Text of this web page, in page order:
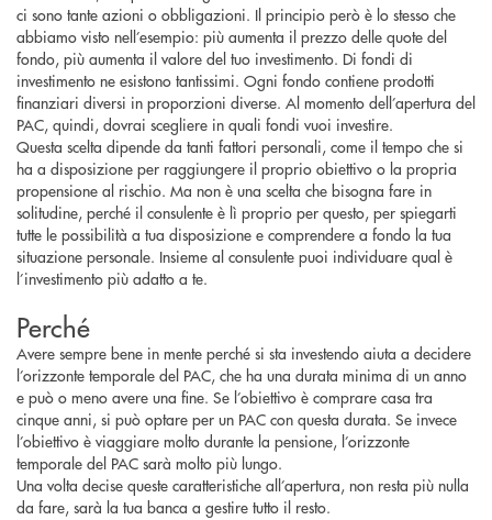
ci sono tante azioni o obbligazioni. Il principio però è lo stesso che
abbiamo visto nell’esempio: più aumenta il prezzo delle quote del
fondo, più aumenta il valore del tuo investimento. Di fondi di
investimento ne esistono tantissimi. Ogni fondo contiene prodotti
finanziari diversi in proporzioni diverse. Al momento dell’apertura del
PAC, quindi, dovrai scegliere in quali fondi vuoi investire.
Questa scelta dipende da tanti fattori personali, come il tempo che si
ha a disposizione per raggiungere il proprio obiettivo o la propria
propensione al rischio. Ma non è una scelta che bisogna fare in
solitudine, perché il consulente è lì proprio per questo, per spiegarti
tutte le possibilità a tua disposizione e comprendere a fondo la tua
situazione personale. Insieme al consulente puoi individuare qual è
l’investimento più adatto a te.
Perché
Avere sempre bene in mente perché si sta investendo aiuta a decidere
l’orizzonte temporale del PAC, che ha una durata minima di un anno
e può o meno avere una fine. Se l’obiettivo è comprare casa tra
cinque anni, si può optare per un PAC con questa durata. Se invece
l’obiettivo è viaggiare molto durante la pensione, l’orizzonte
temporale del PAC sarà molto più lungo.
Una volta decise queste caratteristiche all’apertura, non resta più nulla
da fare, sarà la tua banca a gestire tutto il resto.